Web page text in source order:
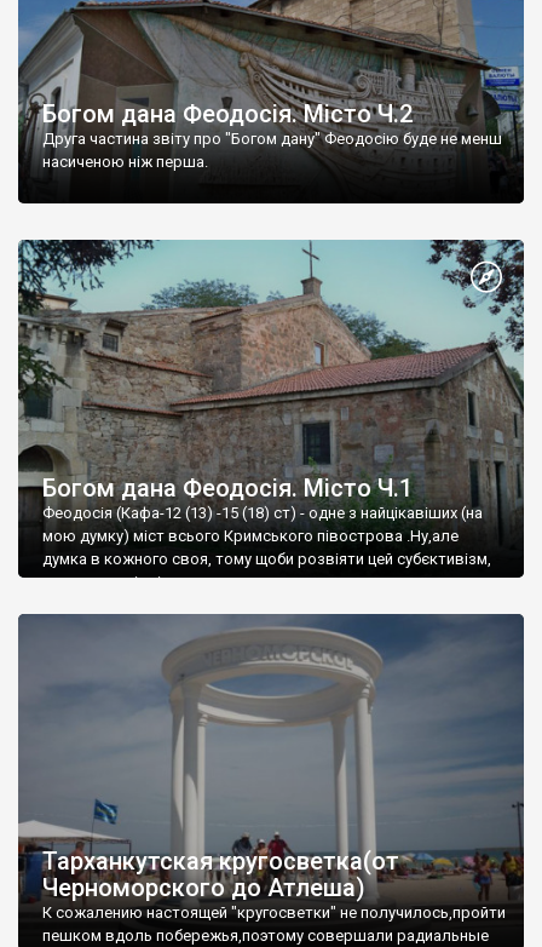
Богом дана Феодосія. Місто Ч.2
Друга частина звіту про "Богом дану" Феодосію буде не менш
насиченою ніж перша.
Богом дана Феодосія. Місто Ч.1
Феодосія (Кафа-12 (13) -15 (18) ст) - одне з найцікавіших (на
мою думку) міст всього Кримського півострова .Ну,але
думка в кожного своя, тому щоби розвіяти цей субєктивізм,
запрошую відвідати це
Тарханкутская кругосветка(от
Черноморского до Атлеша)
К сожалению настоящей "кругосветки" не получилось,пройти
пешком вдоль побережья,поэтому совершали радиальные